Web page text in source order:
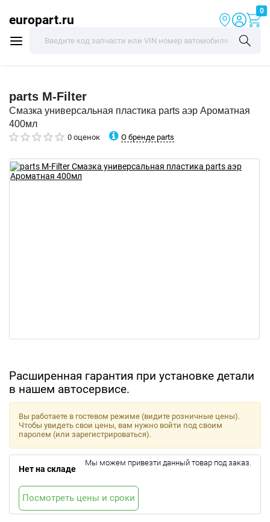
europart.ru
0
parts M-Filter
Смазка универсальная пластика parts аэр Ароматная
400мл
0 оценок О бренде parts
Расширенная гарантия при установке детали
в нашем автосервисе.
Вы работаете в гостевом режиме (видите розничные цены).
Чтобы увидеть свои цены, вам нужно войти под своим
паролем (или зарегистрироваться).
Нет на складе
Мы можем привезти данный товар под заказ.
Посмотреть цены и сроки